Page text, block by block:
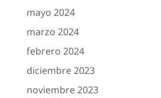
mayo 2024
marzo 2024
febrero 2024
diciembre 2023
noviembre 2023